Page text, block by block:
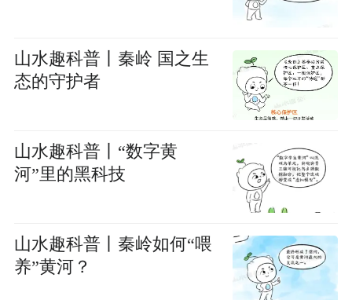
山水趣科普丨秦岭 国之生
态的守护者
山水趣科普丨“数字黄
河”里的黑科技
山水趣科普丨秦岭如何“喂
养”黄河？